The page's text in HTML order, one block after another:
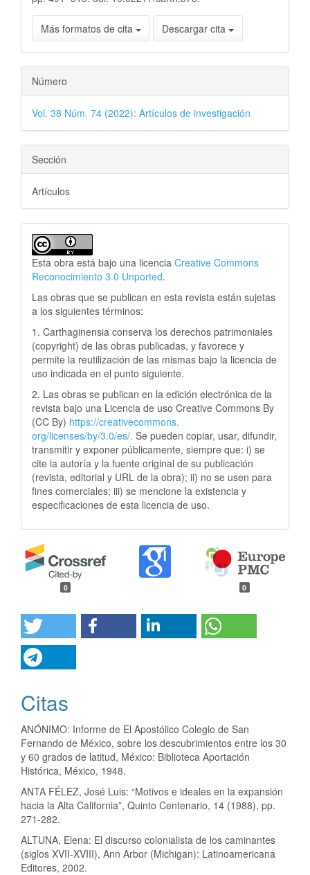
Más formatos de cita Descargar cita
Número
Vol. 38 Núm. 74 (2022): Artículos de investigación
Sección
Artículos
Esta obra está bajo una licencia Creative Commons
Reconocimiento 3.0 Unported.
Las obras que se publican en esta revista están sujetas
a los siguientes términos:
1. Carthaginensia conserva los derechos patrimoniales
(copyright) de las obras publicadas, y favorece y
permite la reutilización de las mismas bajo la licencia de
uso indicada en el punto siguiente.
2. Las obras se publican en la edición electrónica de la
revista bajo una Licencia de uso Creative Commons By
(CC By) https://creativecommons.
org/licenses/by/3.0/es/. Se pueden copiar, usar, difundir,
transmitir y exponer públicamente, siempre que: i) se
cite la autoría y la fuente original de su publicación
(revista, editorial y URL de la obra); ii) no se usen para
fines comerciales; iii) se mencione la existencia y
especificaciones de esta licencia de uso.
0 0
Citas
ANÓNIMO: Informe de El Apostólico Colegio de San
Fernando de México, sobre los descubrimientos entre los 30
y 60 grados de latitud, México: Biblioteca Aportación
Histórica, México, 1948.
ANTA FÉLEZ, José Luis: “Motivos e ideales en la expansión
hacia la Alta California”, Quinto Centenario, 14 (1988), pp.
271-282.
ALTUNA, Elena: El discurso colonialista de los caminantes
(siglos XVII-XVIII), Ann Arbor (Michigan): Latinoamericana
Editores, 2002.